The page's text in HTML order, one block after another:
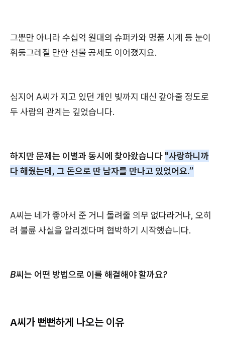
그뿐만 아니라 수십억 원대의 슈퍼카와 명품 시계 등 눈이
휘둥그레질 만한 선물 공세도 이어졌지요.
심지어 A씨가 지고 있던 개인 빚까지 대신 갚아줄 정도로
두 사람의 관계는 깊었습니다.
하지만 문제는 이별과 동시에 찾아왔습니다 "사랑하니까
다 해줬는데, 그 돈으로 딴 남자를 만나고 있었어요.”
A씨는 네가 좋아서 준 거니 돌려줄 의무 없다라거나, 오히
려 불륜 사실을 알리겠다며 협박하기 시작했습니다.
B씨는 어떤 방법으로 이를 해결해야 할까요?
A씨가 뻔뻔하게 나오는 이유